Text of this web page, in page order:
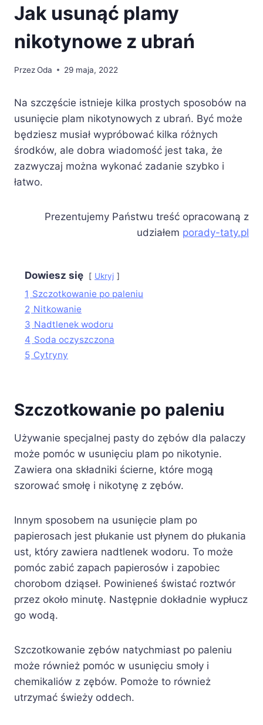
Jak usunąć plamy
nikotynowe z ubrań
PrzezOda 29 maja, 2022
Na szczęście istnieje kilka prostych sposobów na
usunięcie plam nikotynowych z ubrań. Być może
będziesz musiał wypróbować kilka różnych
środków, ale dobra wiadomość jest taka, że
zazwyczaj można wykonać zadanie szybko i
łatwo.
Prezentujemy Państwu treść opracowaną z
udziałem porady-taty.pl
Dowiesz się Ukryj
1 Szczotkowanie po paleniu
2 Nitkowanie
3 Nadtlenek wodoru
4 Soda oczyszczona
5 Cytryny
Szczotkowanie po paleniu
Używanie specjalnej pasty do zębów dla palaczy
może pomóc w usunięciu plam po nikotynie.
Zawiera ona składniki ścierne, które mogą
szorować smołę i nikotynę z zębów.
Innym sposobem na usunięcie plam po
papierosach jest płukanie ust płynem do płukania
ust, który zawiera nadtlenek wodoru. To może
pomóc zabić zapach papierosów i zapobiec
chorobom dziąseł. Powinieneś świstać roztwór
przez około minutę. Następnie dokładnie wypłucz
go wodą.
Szczotkowanie zębów natychmiast po paleniu
może również pomóc w usunięciu smoły i
chemikaliów z zębów. Pomoże to również
utrzymać świeży oddech.